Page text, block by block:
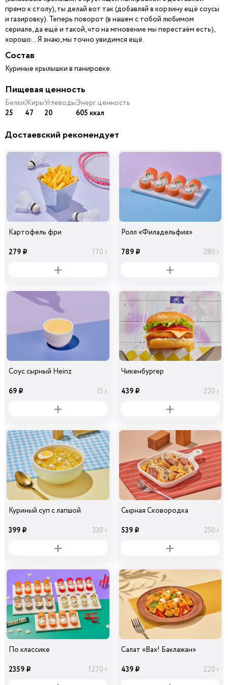
прямо к столу), ты делай вот так (добавляй в корзину ещё соусы
и газировку). Теперь поворот (в нашем с тобой любимом
сериале, да ещё и такой, что на мгновение мы перестаём есть),
хорошо… Я знаю, мы точно увидимся ещё.
Состав
Куриные крылышки в панировке.
Пищевая ценность
Белки
25
Жиры
47
Углеводы
20
Энерг. ценность
605 ккал
Достаевский рекомендует
Картофель фри
279 i 170 г
Ролл «Филадельфия»
789 i 280 г
Соус сырный Heinz
69 i 15 г
Чикенбургер
439 i 220 г
Куриный суп с лапшой
399 i 330 г
Сырная Сковородка
539 i 250 г
По классике
2359 i 1270 г
Салат «Вах! Баклажан»
439 i 220 г